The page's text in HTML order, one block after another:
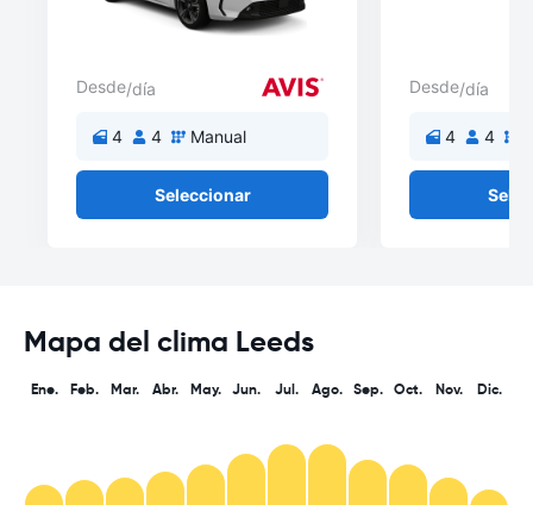
Desde/día
4 4 Manual
Seleccionar
Desde/día
4 4
Mapa del clima Leeds
Ene. Feb. Mar. Abr. May. Jun. Jul. Ago. Sep. Oct. Nov. Dic.